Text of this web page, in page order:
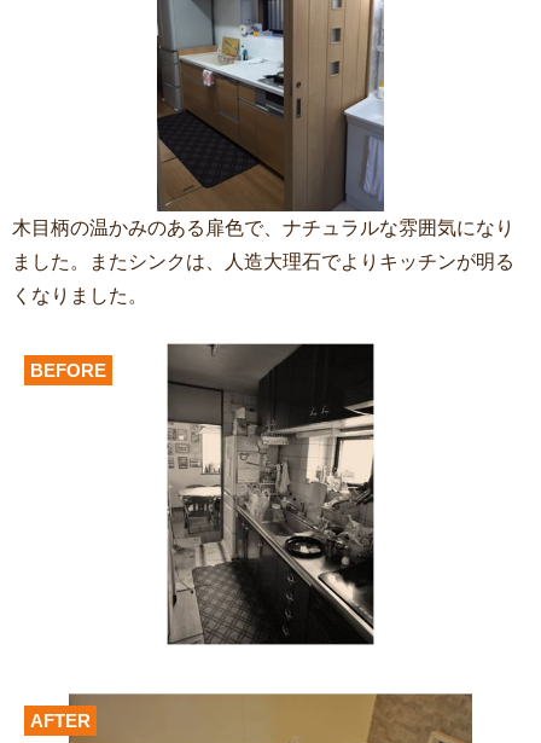
木目柄の温かみのある扉色で、ナチュラルな雰囲気になり
ました。またシンクは、人造大理石でよりキッチンが明る
くなりました。
BEFORE
AFTER